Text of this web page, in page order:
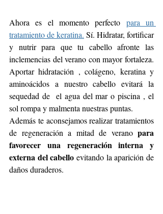
Ahora es el momento perfecto para un
tratamiento de keratina. Sí. Hidratar, fortificar
y nutrir para que tu cabello afronte las
inclemencias del verano con mayor fortaleza.
Aportar hidratación , colágeno, keratina y
aminoácidos a nuestro cabello evitará la
sequedad de  el agua del mar o piscina , el
sol rompa y malmenta nuestras puntas.
Además te aconsejamos realizar tratamientos
de regeneración a mitad de verano para
favorecer una regeneración interna y
externa del cabello evitando la aparición de
daños duraderos.